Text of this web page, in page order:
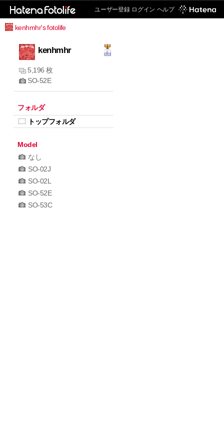
ユーザー登録 ログイン ヘルプ
kenhmhr's fotolife
kenhmhr
5,196 枚
SO-52E
フォルダ
トップフォルダ
Model
なし
SO-02J
SO-02L
SO-52E
SO-53C